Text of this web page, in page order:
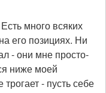
много всяких
его позициях. Ни
- они мне просто-
ниже моей
- пусть себе